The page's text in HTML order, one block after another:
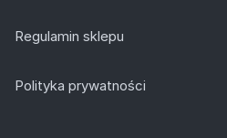
Regulamin sklepu
Polityka prywatności